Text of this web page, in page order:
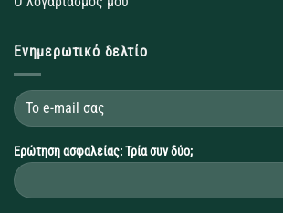
Ενημερωτικό δελτίο
Ερώτηση ασφαλείας: Τρία συν δύο;